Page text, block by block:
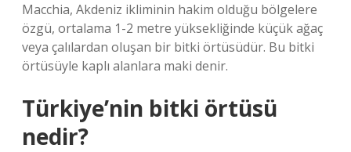
Macchia, Akdeniz ikliminin hakim olduğu bölgelere
özgü, ortalama 1-2 metre yüksekliğinde küçük ağaç
veya çalılardan oluşan bir bitki örtüsüdür. Bu bitki
örtüsüyle kaplı alanlara maki denir.
Türkiye’nin bitki örtüsü
nedir?